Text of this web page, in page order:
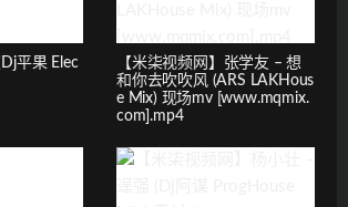
平果 Elec
【米柒视频网】张学友 – 想
和你去吹吹风 (ARS LAKHous
e Mix) 现场mv [www.mqmix.
com].mp4